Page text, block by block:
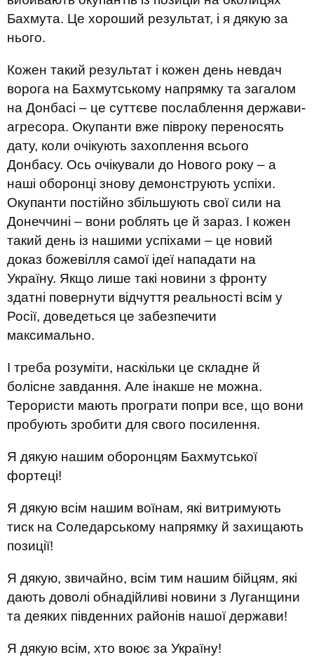
Бахмута. Це хороший результат, і я дякую за
нього.
Кожен такий результат і кожен день невдач
ворога на Бахмутському напрямку та загалом
на Донбасі – це суттєве послаблення держави-
агресора. Окупанти вже півроку переносять
дату, коли очікують захоплення всього
Донбасу. Ось очікували до Нового року – а
наші оборонці знову демонструють успіхи.
Окупанти постійно збільшують свої сили на
Донеччині – вони роблять це й зараз. І кожен
такий день із нашими успіхами – це новий
доказ божевілля самої ідеї нападати на
Україну. Якщо лише такі новини з фронту
здатні повернути відчуття реальності всім у
Росії, доведеться це забезпечити
максимально.
І треба розуміти, наскільки це складне й
болісне завдання. Але інакше не можна.
Терористи мають програти попри все, що вони
пробують зробити для свого посилення.
Я дякую нашим оборонцям Бахмутської
фортеці!
Я дякую всім нашим воїнам, які витримують
тиск на Соледарському напрямку й захищають
позиції!
Я дякую, звичайно, всім тим нашим бійцям, які
дають доволі обнадійливі новини з Луганщини
та деяких південних районів нашої держави!
Я дякую всім, хто воює за Україну!